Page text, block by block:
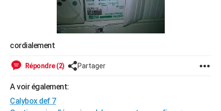
Dictionnaire
Biographies
Citations
Expressions
Proverbes
PROGRAMME TV
cordialement
Répondre (2) Partager
A voir également:
Calybox def 7